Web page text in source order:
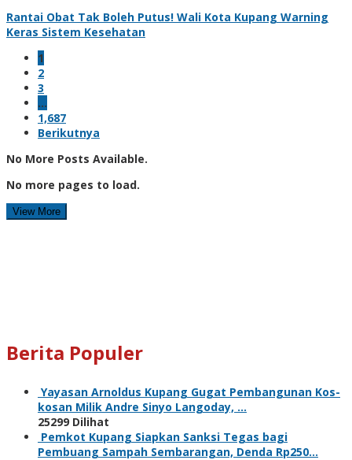
Rantai Obat Tak Boleh Putus! Wali Kota Kupang Warning
Keras Sistem Kesehatan
1
2
3
…
1,687
Berikutnya
No More Posts Available.
No more pages to load.
View More
Berita Populer
Yayasan Arnoldus Kupang Gugat Pembangunan Kos-
kosan Milik Andre Sinyo Langoday, …
25299 Dilihat
Pemkot Kupang Siapkan Sanksi Tegas bagi
Pembuang Sampah Sembarangan, Denda Rp250…